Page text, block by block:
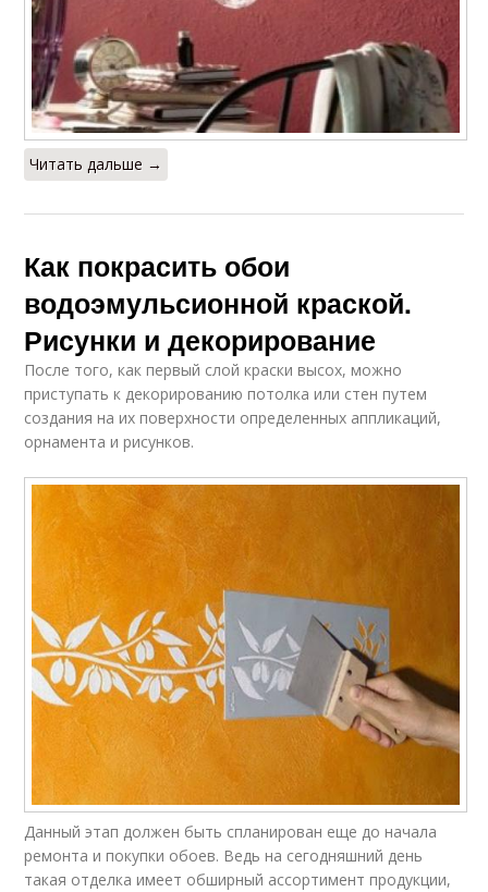
Читать дальше →
Как покрасить обои
водоэмульсионной краской.
Рисунки и декорирование
После того, как первый слой краски высох, можно
приступать к декорированию потолка или стен путем
создания на их поверхности определенных аппликаций,
орнамента и рисунков.
Данный этап должен быть спланирован еще до начала
ремонта и покупки обоев. Ведь на сегодняшний день
такая отделка имеет обширный ассортимент продукции,